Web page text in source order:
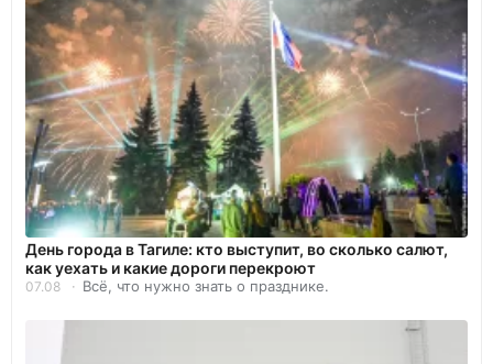
День города в Тагиле: кто выступит, во сколько салют,
как уехать и какие дороги перекроют
07.08 Всё, что нужно знать о празднике.